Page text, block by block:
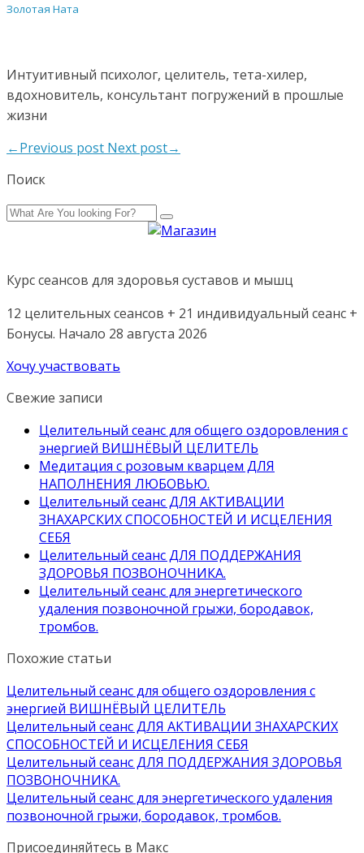
Золотая Ната
Интуитивный психолог, целитель, тета-хилер,
вдохновитель, консультант погружений в прошлые
жизни
←Previous post Next post→
Поиск
Курс сеансов для здоровья суставов и мышц
12 целительных сеансов + 21 индивидуальный сеанс +
Бонусы. Начало 28 августа 2026
Хочу участвовать
Свежие записи
Целительный сеанс для общего оздоровления с
энергией ВИШНЁВЫЙ ЦЕЛИТЕЛЬ
Медитация с розовым кварцем ДЛЯ
НАПОЛНЕНИЯ ЛЮБОВЬЮ.
Целительный сеанс ДЛЯ АКТИВАЦИИ
ЗНАХАРСКИХ СПОСОБНОСТЕЙ И ИСЦЕЛЕНИЯ
СЕБЯ
Целительный сеанс ДЛЯ ПОДДЕРЖАНИЯ
ЗДОРОВЬЯ ПОЗВОНОЧНИКА.
Целительный сеанс для энергетического
удаления позвоночной грыжи, бородавок,
тромбов.
Похожие статьи
Целительный сеанс для общего оздоровления с
энергией ВИШНЁВЫЙ ЦЕЛИТЕЛЬ
Целительный сеанс ДЛЯ АКТИВАЦИИ ЗНАХАРСКИХ
СПОСОБНОСТЕЙ И ИСЦЕЛЕНИЯ СЕБЯ
Целительный сеанс ДЛЯ ПОДДЕРЖАНИЯ ЗДОРОВЬЯ
ПОЗВОНОЧНИКА.
Целительный сеанс для энергетического удаления
позвоночной грыжи, бородавок, тромбов.
Присоединяйтесь в Макс